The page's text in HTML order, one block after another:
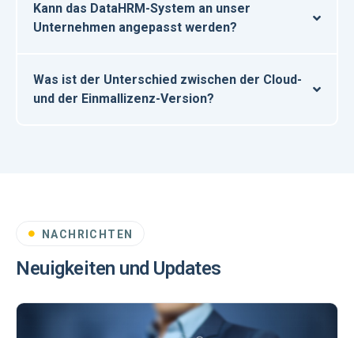
Kann das DataHRM-System an unser
Unternehmen angepasst werden?
Was ist der Unterschied zwischen der Cloud-
und der Einmallizenz-Version?
NACHRICHTEN
Neuigkeiten und Updates